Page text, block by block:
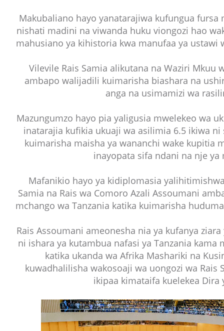
Makubaliano hayo yanatarajiwa kufungua fursa
nishati madini na viwanda huku viongozi hao
mahusiano ya kihistoria kwa manufaa ya ustawi
Vilevile Rais Samia alikutana na Waziri Mkuu
ambapo walijadili kuimarisha biashara na
anga na usimamizi wa
Mazungumzo hayo pia yaligusia mwelekeo wa
inatarajia kufikia ukuaji wa asilimia 6.5 ikiwa
kuimarisha maisha ya wananchi wake kupitia
inayopata sifa ndani na nje ya
Mafanikio hayo ya kidiplomasia
Samia na Rais wa Comoro Azali Assoumani
mchango wa Tanzania katika kuimarisha
Rais Assoumani ameonesha nia ya kufanya
ni ishara ya kutambua nafasi ya Tanzania
katika ukanda wa Afrika Mashariki na
kuwadhalilisha wakosoaji wa uongozi wa Rais
ikipaa kimataifa kuelekea Dira